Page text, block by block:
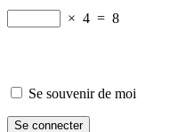
× 4 = 8
Se souvenir de moi